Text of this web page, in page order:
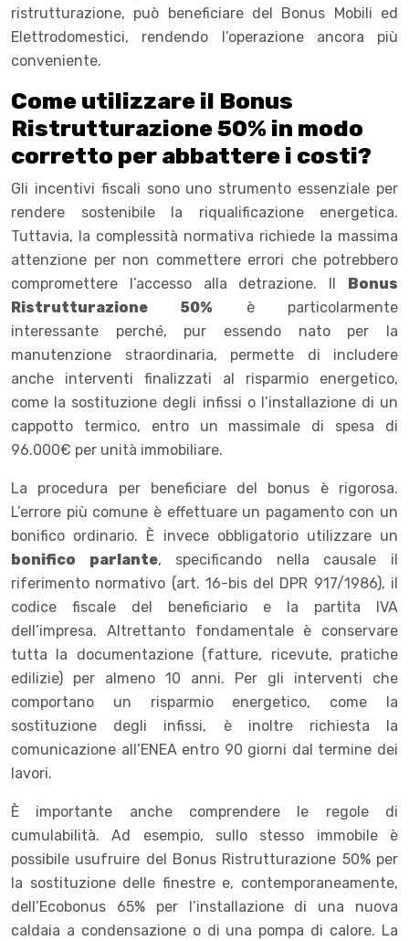
ristrutturazione, può beneficiare del Bonus Mobili ed
Elettrodomestici, rendendo l’operazione ancora più
conveniente.
Come utilizzare il Bonus
Ristrutturazione 50% in modo
corretto per abbattere i costi?
Gli incentivi fiscali sono uno strumento essenziale per
rendere sostenibile la riqualificazione energetica.
Tuttavia, la complessità normativa richiede la massima
attenzione per non commettere errori che potrebbero
compromettere l’accesso alla detrazione. Il
Bonus
Ristrutturazione 50% è particolarmente
interessante perché, pur essendo nato per la
manutenzione straordinaria, permette di includere
anche interventi finalizzati al risparmio energetico,
come la sostituzione degli infissi o l’installazione di un
cappotto termico, entro un massimale di spesa di
96.000€ per unità immobiliare.
La procedura per beneficiare del bonus è rigorosa.
L’errore più comune è effettuare un pagamento con un
bonifico ordinario. È invece obbligatorio utilizzare un
bonifico parlante, specificando nella causale il
riferimento normativo (art. 16-bis del DPR 917/1986), il
codice fiscale del beneficiario e la partita IVA
dell’impresa. Altrettanto fondamentale è conservare
tutta la documentazione (fatture, ricevute, pratiche
edilizie) per almeno 10 anni. Per gli interventi che
comportano un risparmio energetico, come la
sostituzione degli infissi, è inoltre richiesta la
comunicazione all’ENEA entro 90 giorni dal termine dei
lavori.
È importante anche comprendere le regole di
cumulabilità. Ad esempio, sullo stesso immobile è
possibile usufruire del Bonus Ristrutturazione 50% per
la sostituzione delle finestre e, contemporaneamente,
dell’Ecobonus 65% per l’installazione di una nuova
caldaia a condensazione o di una pompa di calore. La